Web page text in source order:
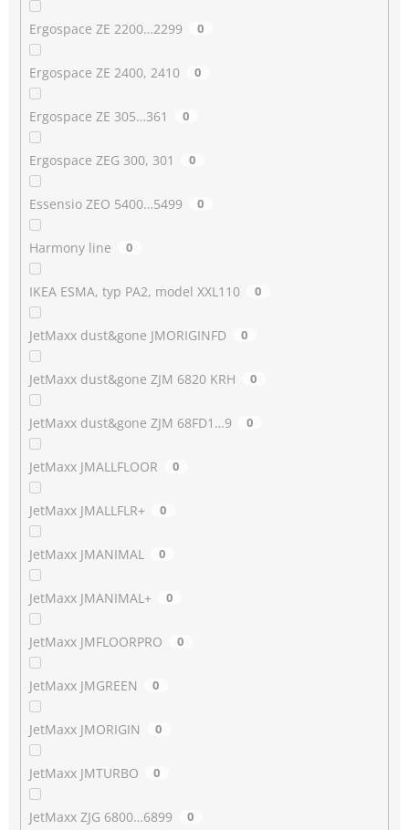
Ergospace ZE 2200…2299 0
Ergospace ZE 2400, 2410 0
Ergospace ZE 305…361 0
Ergospace ZEG 300, 301 0
Essensio ZEO 5400…5499 0
Harmony line 0
IKEA ESMA, typ PA2, model XXL110 0
JetMaxx dust&gone JMORIGINFD 0
JetMaxx dust&gone ZJM 6820 KRH 0
JetMaxx dust&gone ZJM 68FD1…9 0
JetMaxx JMALLFLOOR 0
JetMaxx JMALLFLR+ 0
JetMaxx JMANIMAL 0
JetMaxx JMANIMAL+ 0
JetMaxx JMFLOORPRO 0
JetMaxx JMGREEN 0
JetMaxx JMORIGIN 0
JetMaxx JMTURBO 0
JetMaxx ZJG 6800…6899 0